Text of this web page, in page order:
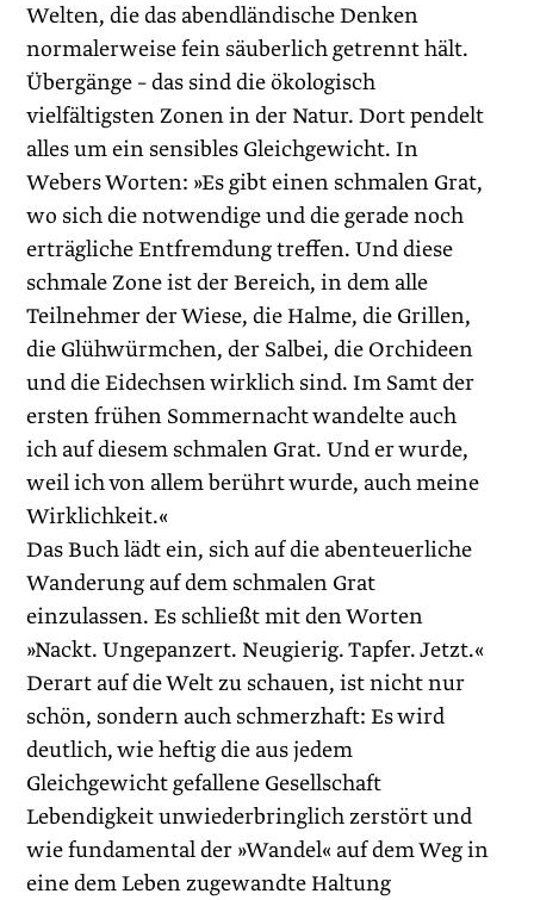
Welten, die das abendländische Denken
normalerweise fein säuberlich getrennt hält.
Übergänge – das sind die ökologisch
vielfältigsten Zonen in der Natur. Dort pendelt
alles um ein sensibles Gleichgewicht. In
Webers Worten: »Es gibt einen schmalen Grat,
wo sich die notwendige und die gerade noch
erträgliche Entfremdung treffen. Und diese
schmale Zone ist der Bereich, in dem alle
Teilnehmer der Wiese, die Halme, die Grillen,
die Glühwürmchen, der Salbei, die Orchideen
und die Eidechsen wirklich sind. Im Samt der
ersten frühen Sommernacht wandelte auch
ich auf diesem schmalen Grat. Und er wurde,
weil ich von allem berührt wurde, auch meine
Wirklichkeit.«
Das Buch lädt ein, sich auf die abenteuerliche
Wanderung auf dem schmalen Grat
einzulassen. Es schließt mit den Worten
»Nackt. Ungepanzert. Neugierig. Tapfer. Jetzt.«
Derart auf die Welt zu schauen, ist nicht nur
schön, sondern auch schmerzhaft: Es wird
deutlich, wie heftig die aus jedem
Gleichgewicht gefallene Gesellschaft
Lebendigkeit unwiederbringlich zerstört und
wie fundamental der »Wandel« auf dem Weg in
eine dem Leben zugewandte Haltung